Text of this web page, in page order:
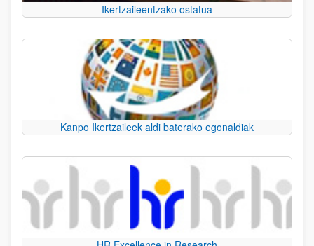
Ikertzaileentzako ostatua
Kanpo Ikertzaileek aldi baterako egonaldiak